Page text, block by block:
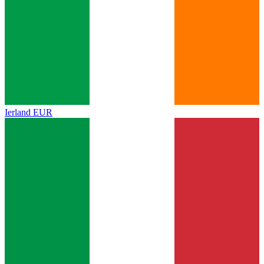
Ierland EUR